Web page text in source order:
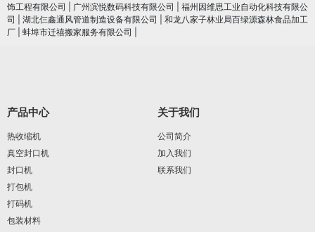
饰工程有限公司
广州滨悦数码科技有限公司
福州因维思工业自动化科技有限公
司
湖北仨鑫通风管道制造设备有限公司
和龙八家子林业局百绿源森林食品加工
厂
蚌埠市迁禧搬家服务有限公司
产品中心
热收缩机
真空封口机
封口机
打包机
打码机
包装材料
关于我们
公司简介
加入我们
联系我们